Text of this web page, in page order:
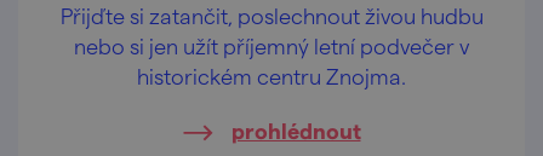
Přijďte si zatančit, poslechnout živou hudbu
nebo si jen užít příjemný letní podvečer v
historickém centru Znojma.
prohlédnout